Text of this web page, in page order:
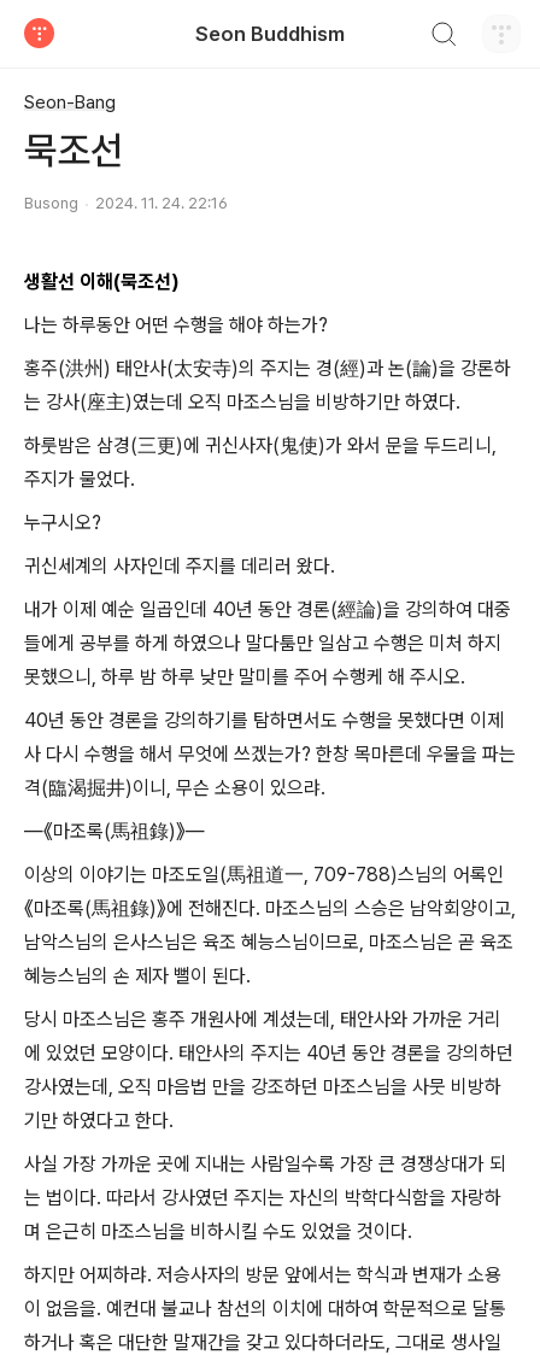
Seon Buddhism
Seon-Bang
묵조선
Busong 2024. 11. 24. 22:16
생활선 이해(묵조선)
나는 하루동안 어떤 수행을 해야 하는가?
홍주(洪州) 태안사(太安寺)의 주지는 경(經)과 논(論)을 강론하
는 강사(座主)였는데 오직 마조스님을 비방하기만 하였다.
하룻밤은 삼경(三更)에 귀신사자(鬼使)가 와서 문을 두드리니,
주지가 물었다.
누구시오?
귀신세계의 사자인데 주지를 데리러 왔다.
내가 이제 예순 일곱인데 40년 동안 경론(經論)을 강의하여 대중
들에게 공부를 하게 하였으나 말다툼만 일삼고 수행은 미처 하지
못했으니, 하루 밤 하루 낮만 말미를 주어 수행케 해 주시오.
40년 동안 경론을 강의하기를 탐하면서도 수행을 못했다면 이제
사 다시 수행을 해서 무엇에 쓰겠는가? 한창 목마른데 우물을 파는
격(臨渴掘井)이니, 무슨 소용이 있으랴.
―《마조록(馬祖錄)》―
이상의 이야기는 마조도일(馬祖道一, 709-788)스님의 어록인
《마조록(馬祖錄)》에 전해진다. 마조스님의 스승은 남악회양이고,
남악스님의 은사스님은 육조 혜능스님이므로, 마조스님은 곧 육조
혜능스님의 손 제자 뻘이 된다.
당시 마조스님은 홍주 개원사에 계셨는데, 태안사와 가까운 거리
에 있었던 모양이다. 태안사의 주지는 40년 동안 경론을 강의하던
강사였는데, 오직 마음법 만을 강조하던 마조스님을 사뭇 비방하
기만 하였다고 한다.
사실 가장 가까운 곳에 지내는 사람일수록 가장 큰 경쟁상대가 되
는 법이다. 따라서 강사였던 주지는 자신의 박학다식함을 자랑하
며 은근히 마조스님을 비하시킬 수도 있었을 것이다.
하지만 어찌하랴. 저승사자의 방문 앞에서는 학식과 변재가 소용
이 없음을. 예컨대 불교나 참선의 이치에 대하여 학문적으로 달통
하거나 혹은 대단한 말재간을 갖고 있다하더라도, 그대로 생사일